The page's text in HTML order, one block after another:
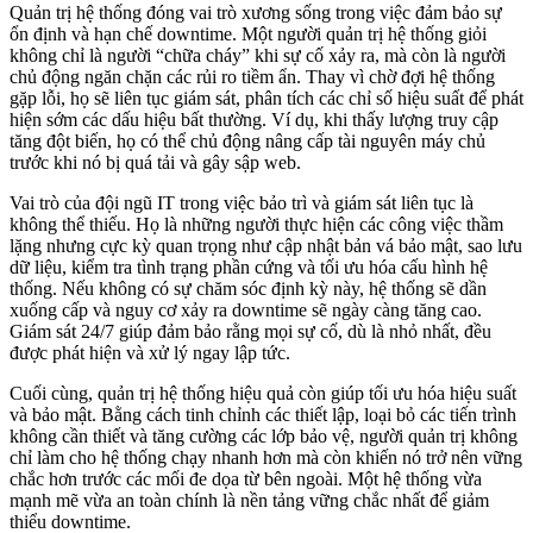
Quản trị hệ thống đóng vai trò xương sống trong việc đảm bảo sự
ổn định và hạn chế downtime. Một người quản trị hệ thống giỏi
không chỉ là người “chữa cháy” khi sự cố xảy ra, mà còn là người
chủ động ngăn chặn các rủi ro tiềm ẩn. Thay vì chờ đợi hệ thống
gặp lỗi, họ sẽ liên tục giám sát, phân tích các chỉ số hiệu suất để phát
hiện sớm các dấu hiệu bất thường. Ví dụ, khi thấy lượng truy cập
tăng đột biến, họ có thể chủ động nâng cấp tài nguyên máy chủ
trước khi nó bị quá tải và gây sập web.
Vai trò của đội ngũ IT trong việc bảo trì và giám sát liên tục là
không thể thiếu. Họ là những người thực hiện các công việc thầm
lặng nhưng cực kỳ quan trọng như cập nhật bản vá bảo mật, sao lưu
dữ liệu, kiểm tra tình trạng phần cứng và tối ưu hóa cấu hình hệ
thống. Nếu không có sự chăm sóc định kỳ này, hệ thống sẽ dần
xuống cấp và nguy cơ xảy ra downtime sẽ ngày càng tăng cao.
Giám sát 24/7 giúp đảm bảo rằng mọi sự cố, dù là nhỏ nhất, đều
được phát hiện và xử lý ngay lập tức.
Cuối cùng, quản trị hệ thống hiệu quả còn giúp tối ưu hóa hiệu suất
và bảo mật. Bằng cách tinh chỉnh các thiết lập, loại bỏ các tiến trình
không cần thiết và tăng cường các lớp bảo vệ, người quản trị không
chỉ làm cho hệ thống chạy nhanh hơn mà còn khiến nó trở nên vững
chắc hơn trước các mối đe dọa từ bên ngoài. Một hệ thống vừa
mạnh mẽ vừa an toàn chính là nền tảng vững chắc nhất để giảm
thiểu downtime.